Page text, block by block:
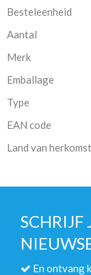
Besteleenheid
Aantal
Merk
Emballage
Type
EAN code
Land van herkomst
SCHRIJF
En ontvang